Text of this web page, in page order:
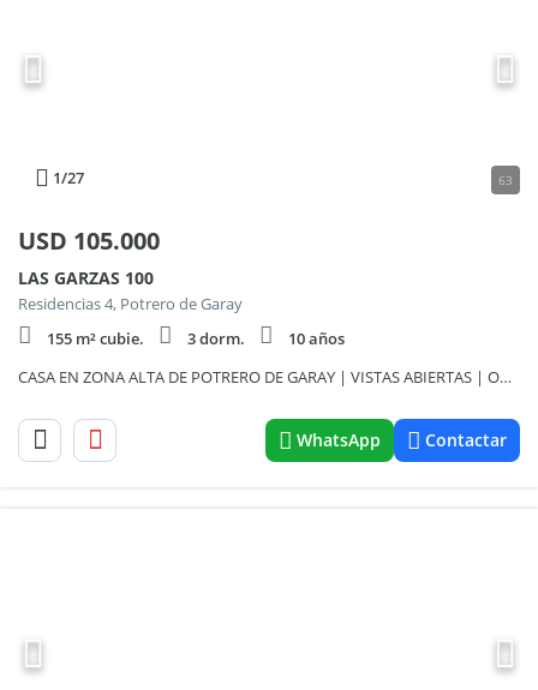
1/27 63
USD 105.000
LAS GARZAS 100
Residencias 4, Potrero de Garay
155 m² cubie.
3 dorm.
10 años
CASA EN ZONA ALTA DE POTRERO DE GARAY | VISTAS ABIERTAS | OPCIÓN 1 O 2 LOTES-799
WhatsApp Contactar